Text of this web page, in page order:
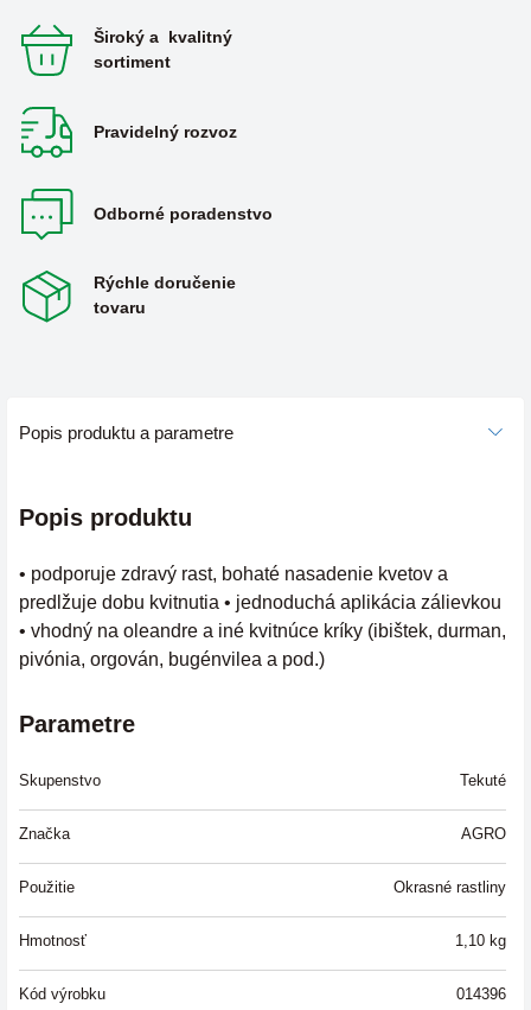
Široký a kvalitný
sortiment
Pravidelný rozvoz
Odborné poradenstvo
Rýchle doručenie
tovaru
Popis produktu a parametre
Popis produktu
• podporuje zdravý rast, bohaté nasadenie kvetov a
predlžuje dobu kvitnutia • jednoduchá aplikácia zálievkou
• vhodný na oleandre a iné kvitnúce kríky (ibištek, durman,
pivónia, orgován, bugénvilea a pod.)
Parametre
Skupenstvo Tekuté
Značka AGRO
Použitie Okrasné rastliny
Hmotnosť 1,10 kg
Kód výrobku 014396